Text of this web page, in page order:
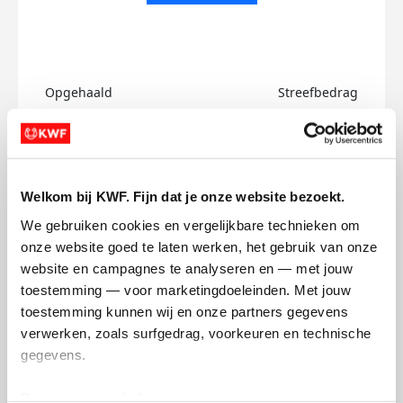
Welkom bij KWF. Fijn dat je onze website bezoekt.
We gebruiken cookies en vergelijkbare technieken om
onze website goed te laten werken, het gebruik van onze
website en campagnes te analyseren en — met jouw
toestemming — voor marketingdoeleinden. Met jouw
toestemming kunnen wij en onze partners gegevens
verwerken, zoals surfgedrag, voorkeuren en technische
gegevens.
Opgehaald Streefbedrag
Tom's badges